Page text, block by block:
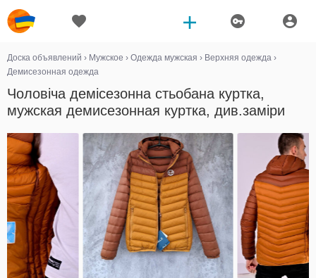
Доска объявлений › Мужское › Одежда мужская › Верхняя одежда ›
Демисезонная одежда
Чоловіча демісезонна стьобана куртка,
мужская демисезонная куртка, див.заміри